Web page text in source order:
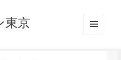
東京